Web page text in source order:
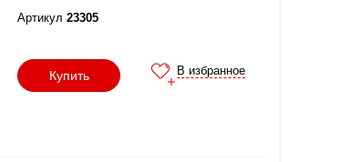
Артикул 23305
Купить В избранное